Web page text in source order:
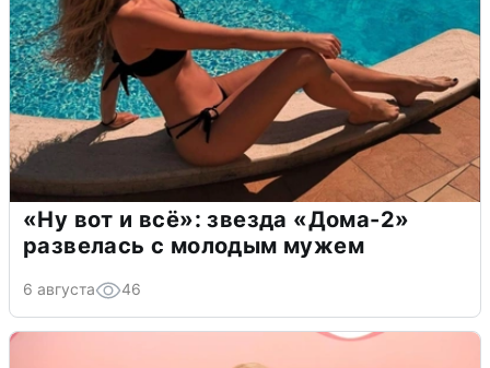
«Ну вот и всё»: звезда «Дома-2»
развелась с молодым мужем
6 августа 46